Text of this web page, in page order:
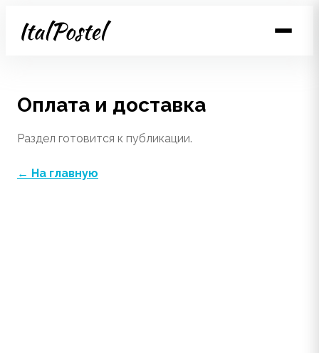
Оплата и доставка
Раздел готовится к публикации.
← На главную